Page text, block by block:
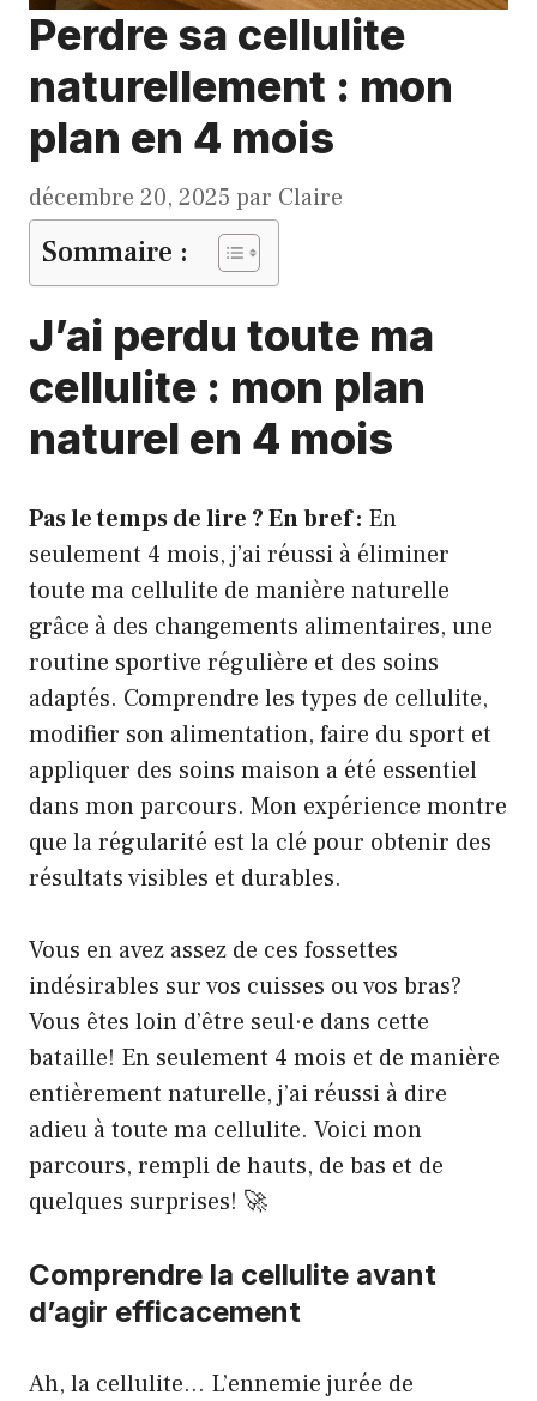
Perdre sa cellulite
naturellement : mon
plan en 4 mois
décembre 20, 2025 par Claire
Sommaire :
J’ai perdu toute ma
cellulite : mon plan
naturel en 4 mois
Pas le temps de lire ? En bref : En
seulement 4 mois, j’ai réussi à éliminer
toute ma cellulite de manière naturelle
grâce à des changements alimentaires, une
routine sportive régulière et des soins
adaptés. Comprendre les types de cellulite,
modifier son alimentation, faire du sport et
appliquer des soins maison a été essentiel
dans mon parcours. Mon expérience montre
que la régularité est la clé pour obtenir des
résultats visibles et durables.
Vous en avez assez de ces fossettes
indésirables sur vos cuisses ou vos bras?
Vous êtes loin d’être seul·e dans cette
bataille! En seulement 4 mois et de manière
entièrement naturelle, j’ai réussi à dire
adieu à toute ma cellulite. Voici mon
parcours, rempli de hauts, de bas et de
quelques surprises! 🚀
Comprendre la cellulite avant
d’agir efficacement
Ah, la cellulite… L’ennemie jurée de